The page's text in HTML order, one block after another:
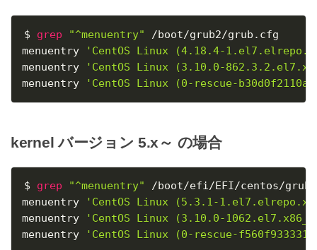
$ grep "^menuentry"
/boot/grub2/grub.cfg
menuentry
'CentOS Linux (4.18.4-
menuentry
'CentOS Linux (3.10.0-
menuentry
'CentOS Linux (0-rescue-
kernel バージョン 5.x～ の場合
$ grep "^menuentry"
/boot/efi/EFI/centos/
menuentry
'CentOS Linux (5.3.1-
menuentry
'CentOS Linux (3.10.0-
menuentry
'CentOS Linux (0-rescue-